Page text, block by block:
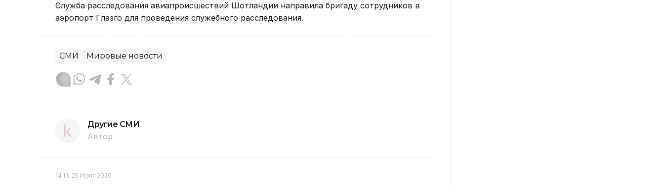
Служба расследования авиапроисшествий Шотландии направила бригаду сотрудников в
аэропорт Глазго для проведения служебного расследования.
СМИ Мировые новости
Другие СМИ
Автор
14:13, 25 Июня 2026